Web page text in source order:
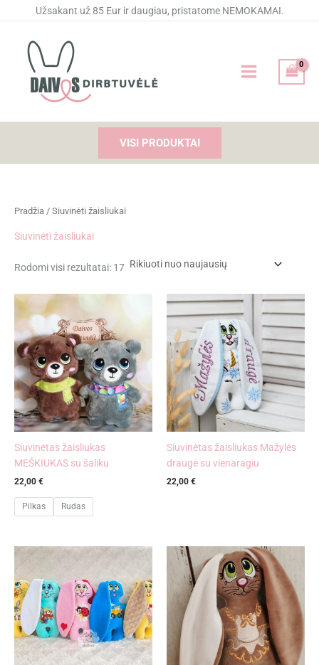
Užsakant už 85 Eur ir daugiau, pristatome NEMOKAMAI.
VISI PRODUKTAI
Pradžia / Siuvinėti žaisliukai
Siuvinėti žaisliukai
Rodomi visi rezultatai: 17
pagal
Siuvinėtas žaisliukas
MEŠKIUKAS su šaliku
22,00 €
Pilkas Rudas
Siuvinėtas žaisliukas Mažylės
draugė su vienaragiu
22,00 €
Price
range:
22,00 €
through
28,00 €